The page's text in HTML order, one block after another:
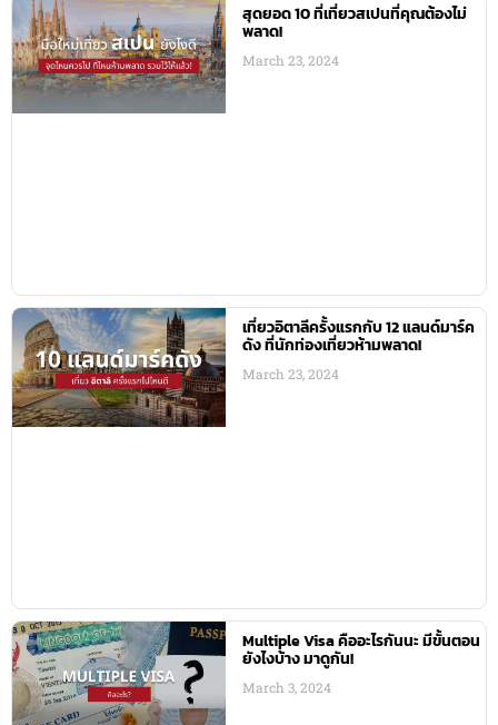
สุดยอด 10 ที่เที่ยวสเปนที่คุณต้องไม่
พลาด!
March 23, 2024
เที่ยวอิตาลีครั้งแรกกับ 12 แลนด์มาร์ค
ดัง ที่นักท่องเที่ยวห้ามพลาด!
March 23, 2024
Multiple Visa คืออะไรกันนะ มีขั้นตอน
ยังไงบ้าง มาดูกัน!
March 3, 2024